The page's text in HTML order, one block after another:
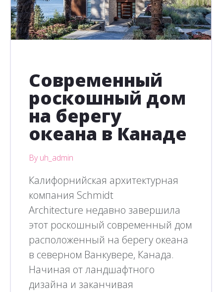
Современный
роскошный дом
на берегу
океана в Канаде
By uh_admin
Калифорнийская архитектурная
компания Schmidt
Architecture недавно завершила
этот роскошный современный дом
расположенный на берегу океана
в северном Ванкувере, Канада.
Начиная от ландшафтного
дизайна и заканчивая